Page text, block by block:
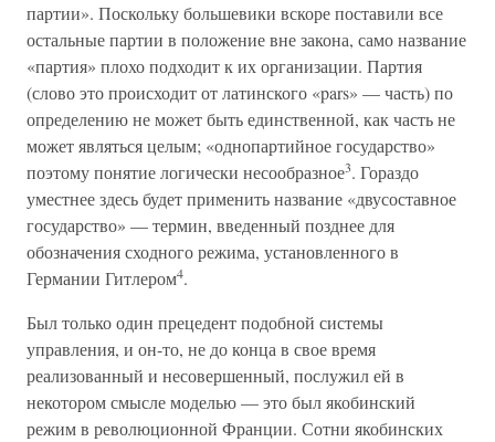
партии». Поскольку большевики вскоре поставили все
остальные партии в положение вне закона, само название
«партия» плохо подходит к их организации. Партия
(слово это происходит от латинского «pars» — часть) по
определению не может быть единственной, как часть не
может являться целым; «однопартийное государство»
поэтому понятие логически несообразное3. Гораздо
уместнее здесь будет применить название «двусоставное
государство» — термин, введенный позднее для
обозначения сходного режима, установленного в
Германии Гитлером4.
Был только один прецедент подобной системы
управления, и он-то, не до конца в свое время
реализованный и несовершенный, послужил ей в
некотором смысле моделью — это был якобинский
режим в революционной Франции. Сотни якобинских